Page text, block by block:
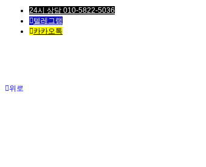
24시 상담 010-5822-5036
텔레그램
카카오톡
위로